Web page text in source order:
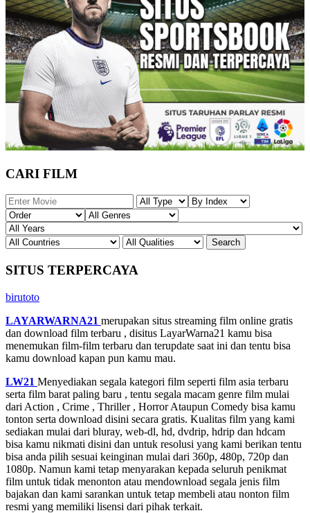
CARI FILM
SITUS TERPERCAYA
birutoto
LAYARWARNA21 merupakan situs streaming film online gratis
dan download film terbaru , disitus LayarWarna21 kamu bisa
menemukan film-film terbaru dan terupdate saat ini dan tentu bisa
kamu download kapan pun kamu mau.
LW21 Menyediakan segala kategori film seperti film asia terbaru
serta film barat paling baru , tentu segala macam genre film mulai
dari Action , Crime , Thriller , Horror Ataupun Comedy bisa kamu
tonton serta download disini secara gratis. Kualitas film yang kami
sediakan mulai dari bluray, web-dl, hd, dvdrip, hdrip dan hdcam
bisa kamu nikmati disini dan untuk resolusi yang kami berikan tentu
bisa anda pilih sesuai keinginan mulai dari 360p, 480p, 720p dan
1080p. Namun kami tetap menyarakan kepada seluruh penikmat
film untuk tidak menonton atau mendownload segala jenis film
bajakan dan kami sarankan untuk tetap membeli atau nonton film
resmi yang memiliki lisensi dari pihak terkait.